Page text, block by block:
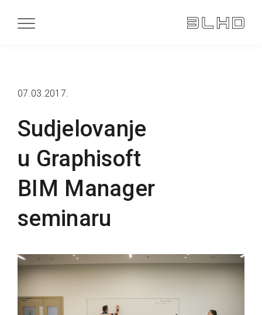
Sudjelovanje
u Graphisoft
BIM Manager
seminaru
07.03.2017.